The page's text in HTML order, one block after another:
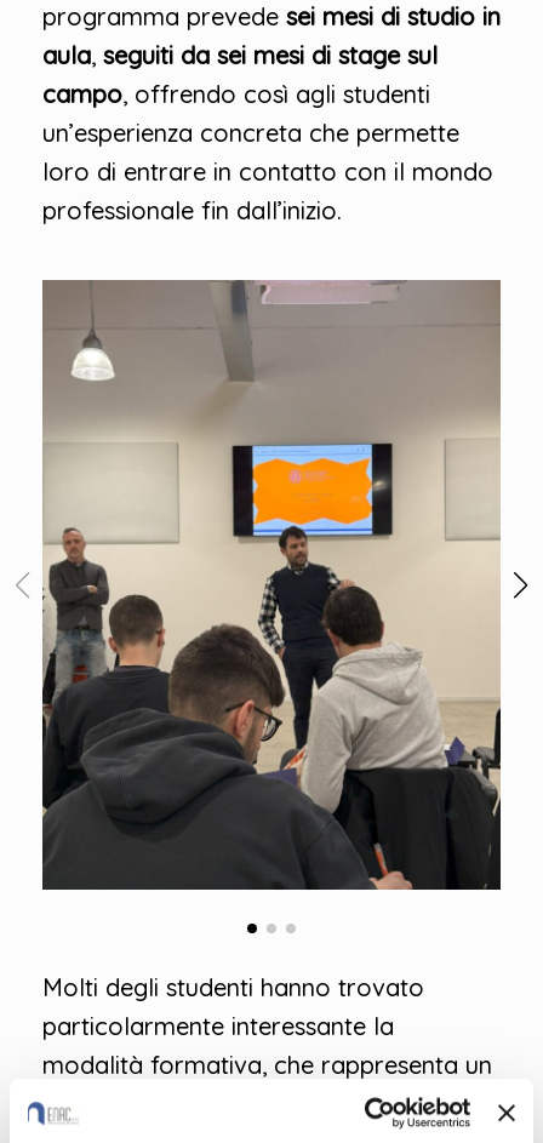
programma prevede sei mesi di studio in
aula, seguiti da sei mesi di stage sul
campo, offrendo così agli studenti
un’esperienza concreta che permette
loro di entrare in contatto con il mondo
professionale fin dall’inizio.
Molti degli studenti hanno trovato
particolarmente interessante la
modalità formativa, che rappresenta un
giusto equilibrio tra un percorso